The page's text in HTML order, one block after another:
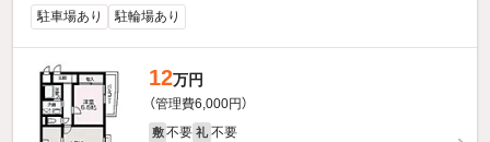
駐車場あり 駐輪場あり
12万円
（管理費6,000円）
敷 不要 礼 不要